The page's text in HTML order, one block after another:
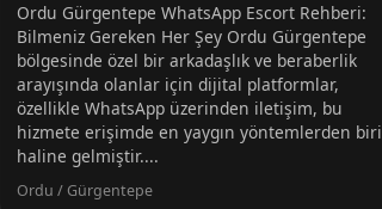
Ordu Gürgentepe WhatsApp Escort Rehberi:
Bilmeniz Gereken Her Şey Ordu Gürgentepe
bölgesinde özel bir arkadaşlık ve beraberlik
arayışında olanlar için dijital platformlar,
özellikle WhatsApp üzerinden iletişim, bu
hizmete erişimde en yaygın yöntemlerden biri
haline gelmiştir....
Ordu / Gürgentepe